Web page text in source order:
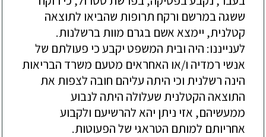
ששגה במרשם ורקח תרופות שהביאו לתוצאה
קטלנית, יימצא אשם בגרם מוות ברשלנות.
לענייננו: היה ובית המשפט יקבע כי פעולתם של
אנשי רמדיה ו/או האחראים מטעם משרד הבריאות
הינה רשלנית וכי היתה עליהם חובה לצפות את
התוצאה הקטלנית שעלולה היתה לנבוע
ממעשיהם, אזי ניתן יהא להרשיעם ולקבוע
אחריותם למותם הטראגי של הפעוטות.